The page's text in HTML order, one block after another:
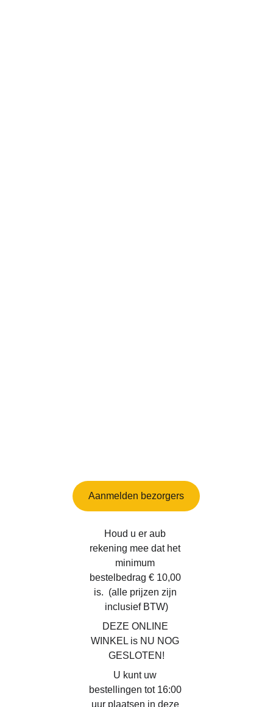
Aanmelden bezorgers
Houd u er aub
rekening mee dat het
minimum
bestelbedrag € 10,00
is.  (alle prijzen zijn
inclusief BTW)
DEZE ONLINE
WINKEL is NU NOG
GESLOTEN!
U kunt uw
bestellingen tot 16:00
uur plaatsen in deze